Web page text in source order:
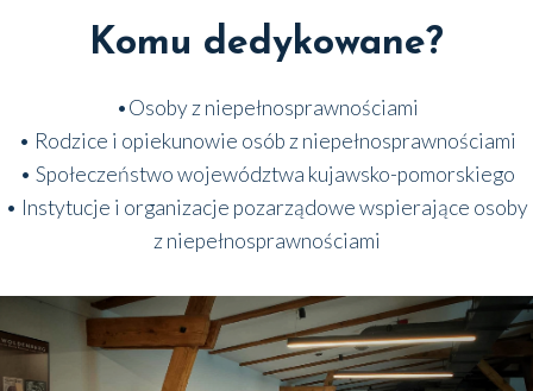
Komu dedykowane?
•Oso­by z nie­peł­no­spraw­no­ścia­mi
• Rodzi­ce i opie­ku­no­wie osób z nie­peł­no­spraw­no­ścia­mi
• Spo­łe­czeń­stwo woje­wódz­twa kujaw­sko-pomor­skie­go
• Insty­tu­cje i orga­ni­za­cje poza­rzą­do­we wspie­ra­ją­ce oso­by
z nie­peł­no­spraw­no­ścia­mi